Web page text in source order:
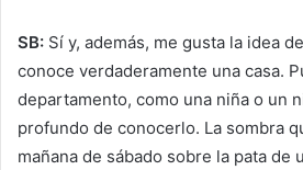
SB: Sí y, además, me gusta la idea
conoce verdaderamente una casa.
departamento, como una niña o un
profundo de conocerlo. La sombra
mañana de sábado sobre la pata de